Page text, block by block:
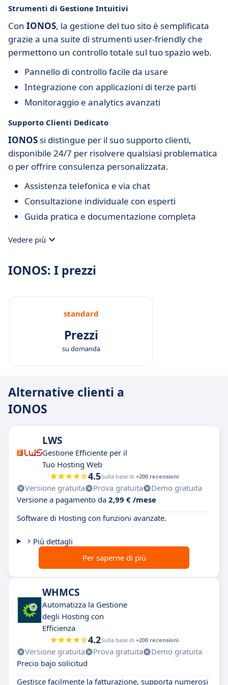
Strumenti di Gestione Intuitivi
Con IONOS, la gestione del tuo sito è semplificata
grazie a una suite di strumenti user-friendly che
permettono un controllo totale sul tuo spazio web.
Pannello di controllo facile da usare
Integrazione con applicazioni di terze parti
Monitoraggio e analytics avanzati
Supporto Clienti Dedicato
IONOS si distingue per il suo supporto clienti,
disponibile 24/7 per risolvere qualsiasi problematica
o per offrire consulenza personalizzata.
Assistenza telefonica e via chat
Consultazione individuale con esperti
Guida pratica e documentazione completa
Vedere più
IONOS: I prezzi
standard
Prezzi
su domanda
Alternative clienti a
IONOS
LWS
Gestione Efficiente per il
Tuo Hosting Web
4.5Sulla base di +200 recensioni
Versione gratuita Prova gratuita
Demo gratuita
Versione a pagamento da 2,99 € /mese
Software di Hosting con funzioni avanzate.
Più dettagli
Per saperne di più
WHMCS
Automatizza la Gestione
degli Hosting con
Efficienza
4.2Sulla base di +200 recensioni
Versione gratuita Prova gratuita
Demo gratuita
Precio bajo solicitud
Gestisce facilmente la fatturazione, supporta numerosi